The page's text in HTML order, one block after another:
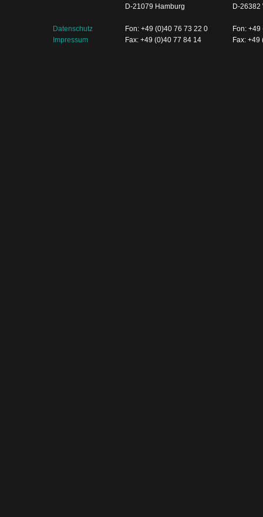
Datenschutz
Impressum
D-21079 Hamburg
Fon: +49 (0)40 76 73 22 0
Fax: +49 (0)40 77 84 14
D-26382
Fon:
Fax: +49